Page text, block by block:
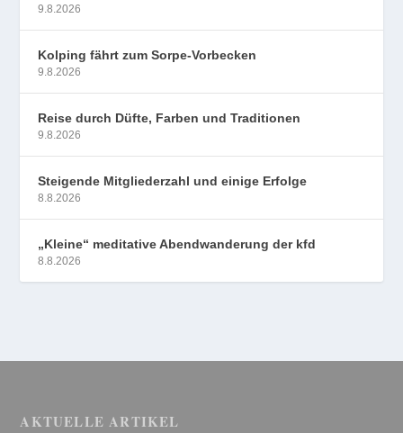
9.8.2026
Kolping fährt zum Sorpe-Vorbecken
9.8.2026
Reise durch Düfte, Farben und Traditionen
9.8.2026
Steigende Mitgliederzahl und einige Erfolge
8.8.2026
„Kleine“ meditative Abendwanderung der kfd
8.8.2026
AKTUELLE ARTIKEL